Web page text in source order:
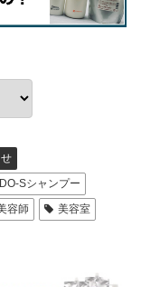
DO-Sシャンプー
容師
美容室